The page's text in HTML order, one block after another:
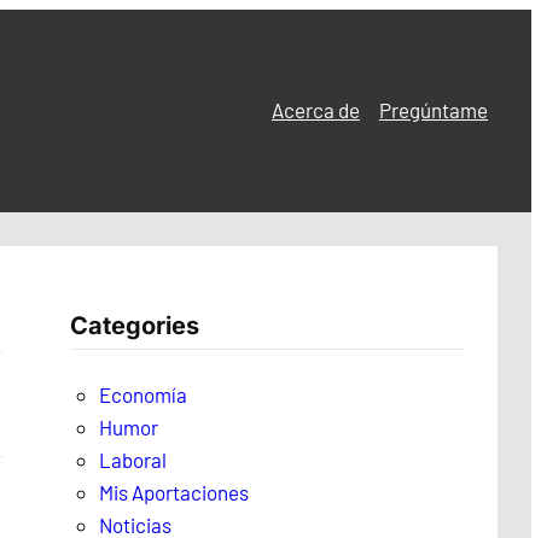
Acerca de Pregúntame
Categories
Economía
Humor
Laboral
Mis Aportaciones
Noticias